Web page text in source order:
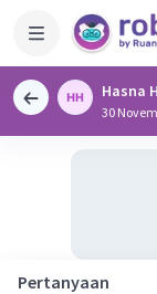
Hasna H
30
Pertanyaan